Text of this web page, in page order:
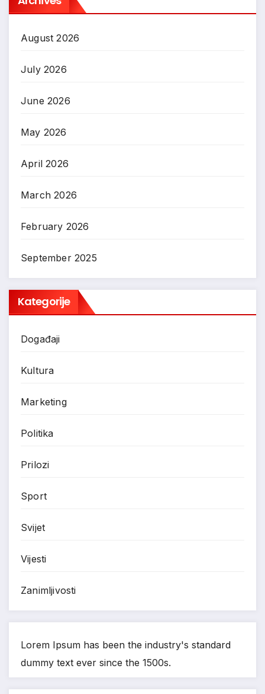
August 2026
July 2026
June 2026
May 2026
April 2026
March 2026
February 2026
September 2025
Kategorije
Događaji
Kultura
Marketing
Politika
Prilozi
Sport
Svijet
Vijesti
Zanimljivosti
Lorem Ipsum has been the industry's standard
dummy text ever since the 1500s.